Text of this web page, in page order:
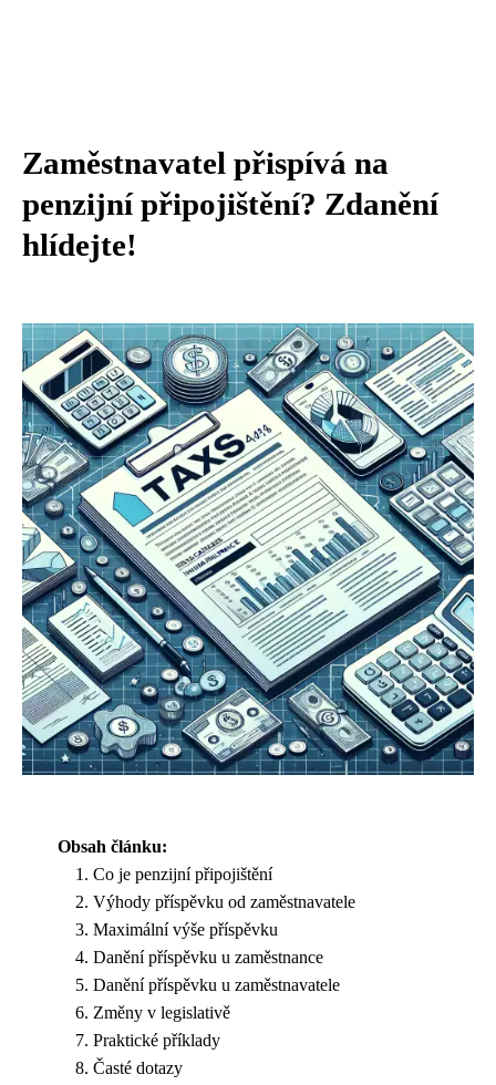
Zaměstnavatel přispívá na
penzijní připojištění? Zdanění
hlídejte!
Obsah článku:
Co je penzijní připojištění
Výhody příspěvku od zaměstnavatele
Maximální výše příspěvku
Danění příspěvku u zaměstnance
Danění příspěvku u zaměstnavatele
Změny v legislativě
Praktické příklady
Časté dotazy